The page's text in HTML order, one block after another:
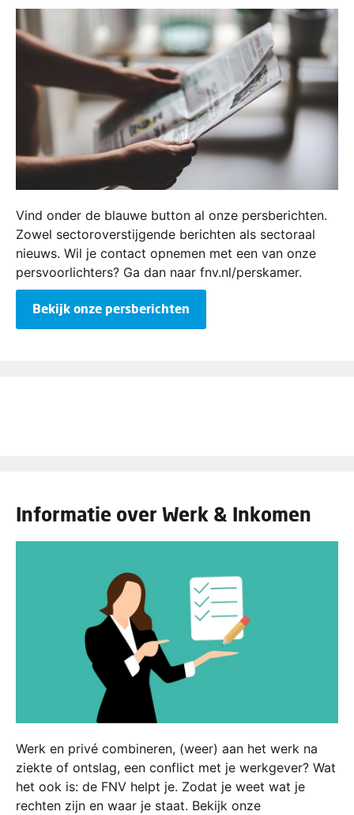
Vind onder de blauwe button al onze persberichten.
Zowel sectoroverstijgende berichten als sectoraal
nieuws. Wil je contact opnemen met een van onze
persvoorlichters? Ga dan naar fnv.nl/perskamer.
Bekijk onze persberichten
Informatie over Werk & Inkomen
Werk en privé combineren, (weer) aan het werk na
ziekte of ontslag, een conflict met je werkgever? Wat
het ook is: de FNV helpt je. Zodat je weet wat je
rechten zijn en waar je staat. Bekijk onze